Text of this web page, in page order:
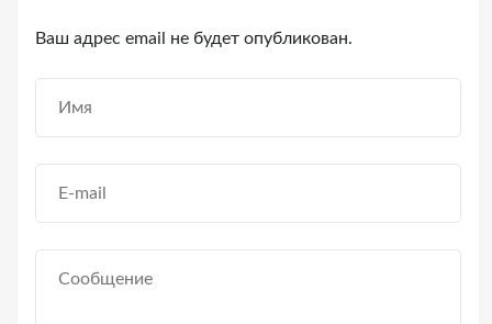
Ваш адрес email не будет опубликован.